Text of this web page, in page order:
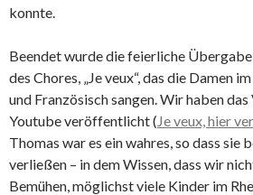
konnte.
Beendet wurde die feierliche
des Chores, „Je veux“, das die Damen
und Französisch sangen. Wir haben
Youtube veröffentlicht ( Je veux, hier
Thomas war es ein wahres, so dass sie
verließen – in dem Wissen, dass wir
Bemühen, möglichst viele Kinder im